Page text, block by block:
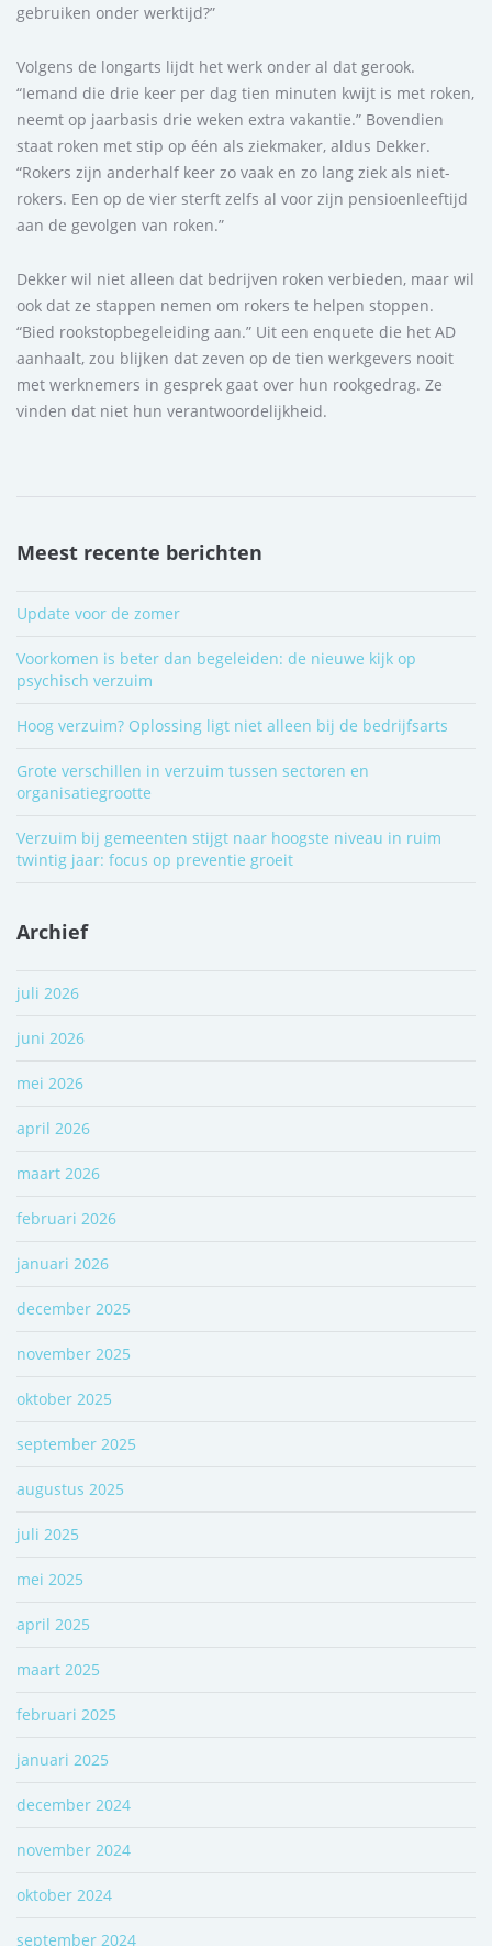
gebruiken onder werktijd?”
Volgens de longarts lijdt het werk onder al dat gerook.
“Iemand die drie keer per dag tien minuten kwijt is met roken,
neemt op jaarbasis drie weken extra vakantie.” Bovendien
staat roken met stip op één als ziekmaker, aldus Dekker.
“Rokers zijn anderhalf keer zo vaak en zo lang ziek als niet-
rokers. Een op de vier sterft zelfs al voor zijn pensioenleeftijd
aan de gevolgen van roken.”
Dekker wil niet alleen dat bedrijven roken verbieden, maar wil
ook dat ze stappen nemen om rokers te helpen stoppen.
“Bied rookstopbegeleiding aan.” Uit een enquete die het AD
aanhaalt, zou blijken dat zeven op de tien werkgevers nooit
met werknemers in gesprek gaat over hun rookgedrag. Ze
vinden dat niet hun verantwoordelijkheid.
Meest recente berichten
Update voor de zomer
Voorkomen is beter dan begeleiden: de nieuwe kijk op
psychisch verzuim
Hoog verzuim? Oplossing ligt niet alleen bij de bedrijfsarts
Grote verschillen in verzuim tussen sectoren en
organisatiegrootte
Verzuim bij gemeenten stijgt naar hoogste niveau in ruim
twintig jaar: focus op preventie groeit
Archief
juli 2026
juni 2026
mei 2026
april 2026
maart 2026
februari 2026
januari 2026
december 2025
november 2025
oktober 2025
september 2025
augustus 2025
juli 2025
mei 2025
april 2025
maart 2025
februari 2025
januari 2025
december 2024
november 2024
oktober 2024
september 2024